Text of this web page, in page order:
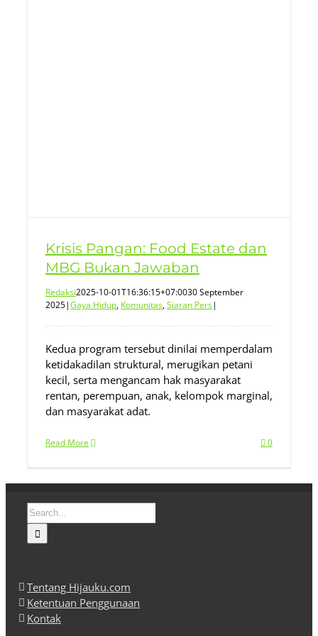
Krisis Pangan: Food Estate dan
MBG Bukan Jawaban
Redaksi2025-10-01T16:36:15+07:0030 September
2025|Gaya Hidup, Komunitas,Siaran Pers|
Kedua program tersebut dinilai memperdalam
ketidakadilan struktural, merugikan petani
kecil, serta mengancam hak masyarakat
rentan, perempuan, anak, kelompok marginal,
dan masyarakat adat.
Read More 0
Search
for:
Tentang Hijauku.com
Ketentuan Penggunaan
Kontak